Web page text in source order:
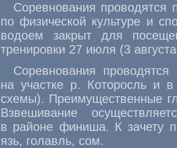
Соревнования
по физической культуре и
водоем закрыт для
тренировки 27 июля (3
Соревнования
на участке р. Которосль и в
схемы). Преимущественные
Взвешивание
в районе финиша. К зачету
язь, голавль, сом.